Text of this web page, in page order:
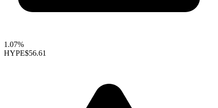
1.07%
HYPE$56.61